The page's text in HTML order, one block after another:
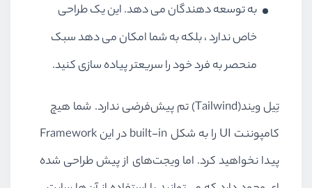
به توسعه دهندگان می دهد. این یک طراحی
خاص ندارد ، بلکه به شما امکان می دهد سبک
منحصر به فرد خود را سریعتر پیاده سازی کنید.
تِیل ویند(Tailwind) تم پیش‌فرضی ندارد. شما هیچ
کامپوننت UI را به شکل built-in در این Framework
پیدا نخواهید کرد. اما ویجت‌های از پیش طراحی شده